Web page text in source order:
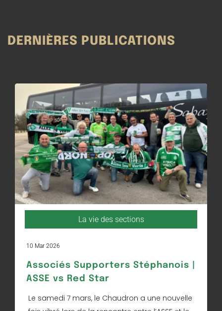
DERNIÈRES PUBLICATIONS
La vie des sections
10 Mar 2026
Associés Supporters Stéphanois |
ASSE vs Red Star
Le samedi 7 mars, le Chaudron a une nouvelle